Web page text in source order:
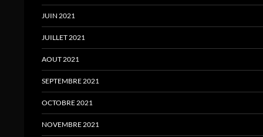
JUIN 2021
JUILLET 2021
AOUT 2021
SEPTEMBRE 2021
OCTOBRE 2021
NOVEMBRE 2021